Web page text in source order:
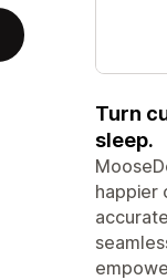
Turn
sleep.
happier